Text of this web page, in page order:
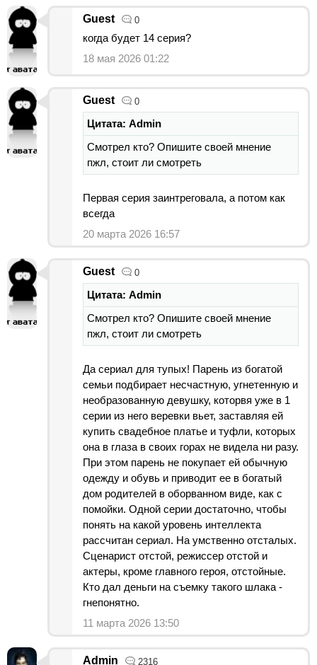
Guest 0
когда будет 14 серия?
18 мая 2026 01:22
Guest 0
Цитата: Admin
Смотрел кто? Опишите своей мнение
пжл, стоит ли смотреть
Первая серия заинтреговала, а потом как
всегда
20 марта 2026 16:57
Guest 0
Цитата: Admin
Смотрел кто? Опишите своей мнение
пжл, стоит ли смотреть
Да сериал для тупых! Парень из богатой
семьи подбирает несчастную, угнетенную и
необразованную девушку, которвя уже в 1
серии из него веревки вьет, заставляя ей
купить свадебное платье и туфли, которых
она в глаза в своих горах не видела ни разу.
При этом парень не покупает ей обычную
одежду и обувь и приводит ее в богатый
дом родителей в оборванном виде, как с
помойки. Одной серии достаточно, чтобы
понять на какой уровень интеллекта
рассчитан сериал. На умственно отсталых.
Сценарист отстой, режиссер отстой и
актеры, кроме главного героя, отстойные.
Кто дал деньги на съемку такого шлака -
гнепонятно.
11 марта 2026 13:50
Admin 2316